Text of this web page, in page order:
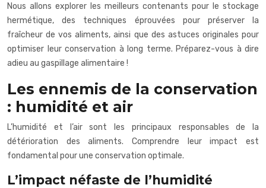
Nous allons explorer les meilleurs contenants pour le stockage
hermétique, des techniques éprouvées pour préserver la
fraîcheur de vos aliments, ainsi que des astuces originales pour
optimiser leur conservation à long terme. Préparez-vous à dire
adieu au gaspillage alimentaire !
Les ennemis de la conservation
: humidité et air
L’humidité et l’air sont les principaux responsables de la
détérioration des aliments. Comprendre leur impact est
fondamental pour une conservation optimale.
L’impact néfaste de l’humidité